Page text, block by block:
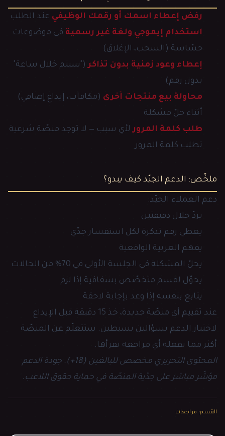
رفض إعطاء اسمك أو رقمك الوظيفي عند الطلب
استخدام إيموجي ولغة غير رسمية في موضوعات
حسّاسة (السحب، الإغلاق)
إعطاء وعود زمنية بدون تذاكر("سيتم خلال ساعة"
بدون رقم)
محاولة بيع منتجات أخرى (مكافآت، إيداع إضافي)
أثناء حلّ مشكلة
طلب كلمة المرورلأي سبب — لا توجد منصّة شرعية
تطلب كلمة المرور
ملخّص: الدعم الجيّد كيف يبدو؟
دعم العملاء الجيّد:
يردّ خلال دقيقتين
يعطي رقم تذكرة لكل استفسار جدّي
يفهم العربية الواقعية
يحلّ المشكلة في الجلسة الأولى في 70% من الحالات
يحوّل لقسم متخصّص بشفافية إذا لزم
يتابع بنفسه إذا وعد بإجابة لاحقة
عند تقييم أي منصّة جديدة، خذ 15 دقيقة قبل الإيداع
لاختبار الدعم بسؤالين بسيطين. ستتعلّم عن المنصّة
أكثر مما تفعله أي مراجعة تقرأها.
المحتوى التحريري مخصص للبالغين (18+). جودة الدعم
مؤشّر مباشر على جدّية المنصّة في حماية حقوق اللاعب.
القسم: مراجعات